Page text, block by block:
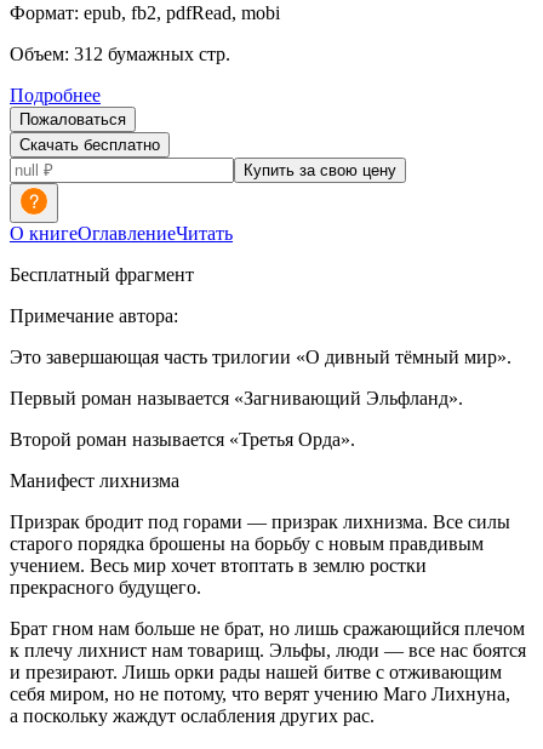
Формат: epub, fb2, pdfRead, mobi
Объем: 312 бумажных стр.
Подробнее
Пожаловаться
Скачать бесплатно
Купить за свою цену
О книгеОглавлениеЧитать
Бесплатный фрагмент
Примечание автора:
Это завершающая часть трилогии «О дивный тёмный мир».
Первый роман называется «Загнивающий Эльфланд».
Второй роман называется «Третья Орда».
Манифест лихнизма
Призрак бродит под горами — призрак лихнизма. Все силы
старого порядка брошены на борьбу с новым правдивым
учением. Весь мир хочет втоптать в землю ростки
прекрасного будущего.
Брат гном нам больше не брат, но лишь сражающийся плечом
к плечу лихнист нам товарищ. Эльфы, люди — все нас боятся
и презирают. Лишь орки рады нашей битве с отживающим
себя миром, но не потому, что верят учению Маго Лихнуна,
а поскольку жаждут ослабления других рас.